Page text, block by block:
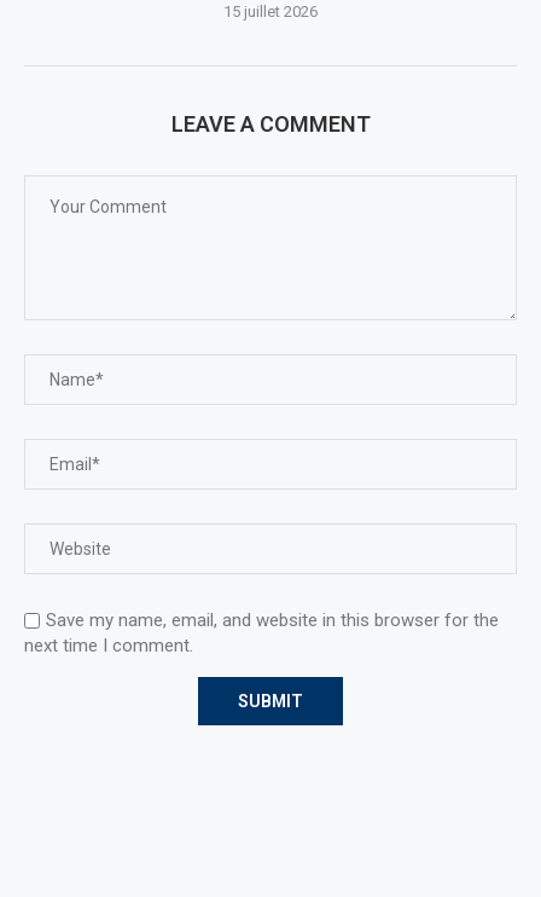
15 juillet 2026
LEAVE A COMMENT
Save my name, email, and website in this browser for the
next time I comment.